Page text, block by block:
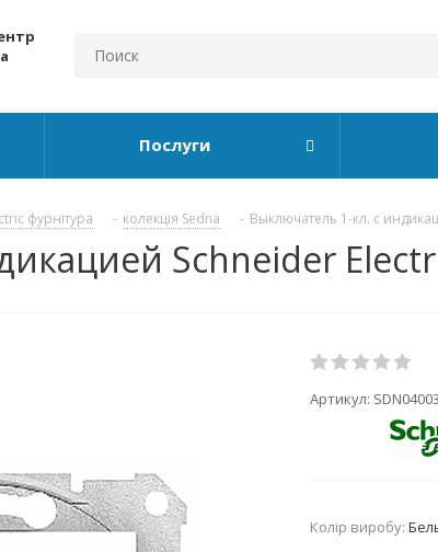
Послуги
фурнітура - колекція Sedna - Выключатель 1-кл. с
Schneider
Артикул:
Колір виробу: